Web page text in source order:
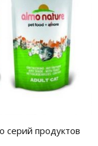
серий продуктов